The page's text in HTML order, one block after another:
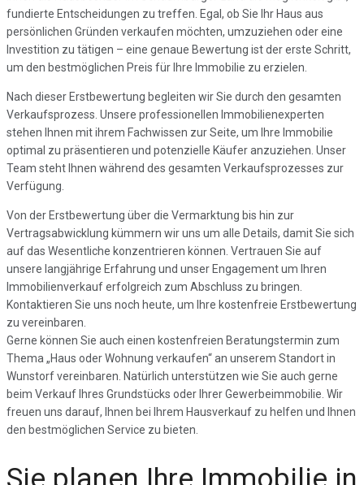
fundierte Entscheidungen zu treffen. Egal, ob Sie Ihr Haus aus
persönlichen Gründen verkaufen möchten, umzuziehen oder eine
Investition zu tätigen – eine genaue Bewertung ist der erste Schritt,
um den bestmöglichen Preis für Ihre Immobilie zu erzielen.
Nach dieser Erstbewertung begleiten wir Sie durch den gesamten
Verkaufsprozess. Unsere professionellen Immobilienexperten
stehen Ihnen mit ihrem Fachwissen zur Seite, um Ihre Immobilie
optimal zu präsentieren und potenzielle Käufer anzuziehen. Unser
Team steht Ihnen während des gesamten Verkaufsprozesses zur
Verfügung.
Von der Erstbewertung über die Vermarktung bis hin zur
Vertragsabwicklung kümmern wir uns um alle Details, damit Sie sich
auf das Wesentliche konzentrieren können. Vertrauen Sie auf
unsere langjährige Erfahrung und unser Engagement um Ihren
Immobilienverkauf erfolgreich zum Abschluss zu bringen.
Kontaktieren Sie uns noch heute, um Ihre kostenfreie Erstbewertung
zu vereinbaren.
Gerne können Sie auch einen kostenfreien Beratungstermin zum
Thema „Haus oder Wohnung verkaufen“ an unserem Standort in
Wunstorf vereinbaren. Natürlich unterstützen wie Sie auch gerne
beim Verkauf Ihres Grundstücks oder Ihrer Gewerbeimmobilie. Wir
freuen uns darauf, Ihnen bei Ihrem Hausverkauf zu helfen und Ihnen
den bestmöglichen Service zu bieten.